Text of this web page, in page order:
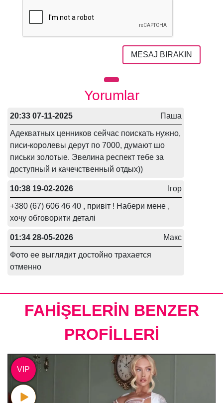
MESAJ BIRAKIN
Yorumlar
20:33 07-11-2025 Паша
Адекватных ценников сейчас поискать нужно,
писи-королевы дерут по 7000, думают шо
письки золотые. Эвелина респект тебе за
доступный и качечственный отдых))
10:38 19-02-2026 Ігор
+380 (67) 606 46 40 , привіт ! Набери мене ,
хочу обговорити деталі
01:34 28-05-2026 Макс
Фото ее выглядит достойно трахается
отменно
FAHİŞELERİN BENZER
PROFİLLERİ
VIP